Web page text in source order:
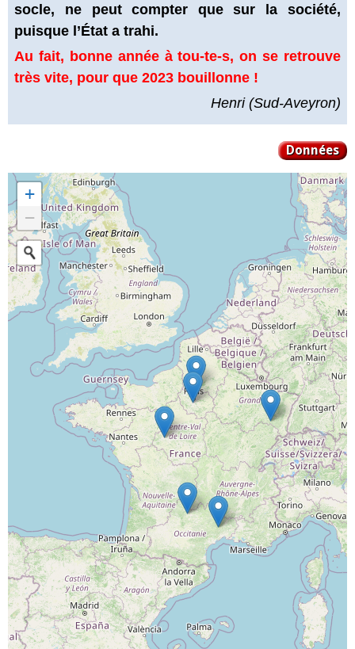
socle, ne peut compter que sur la société,
puisque l’État a trahi.
Au fait, bonne année à tou-te-s, on se retrouve
très vite, pour que 2023 bouillonne !
Henri (Sud-Aveyron)
Données
+
−